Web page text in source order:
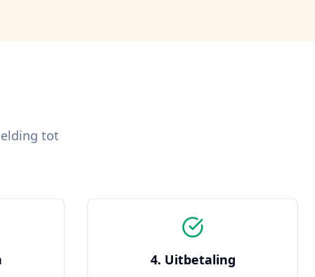
tot
4. Uitbetaling